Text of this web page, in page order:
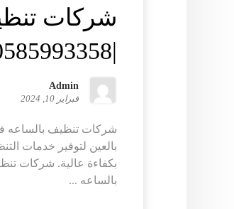
شركات
|0585993358
Admin
فبراير 10, 2024
شركات تنظيف بالساعه
بالعين لتوفير خدمات
بكفاءة عالية. شركات
بالساعه ...